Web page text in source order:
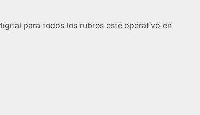
para todos los rubros esté operativo en